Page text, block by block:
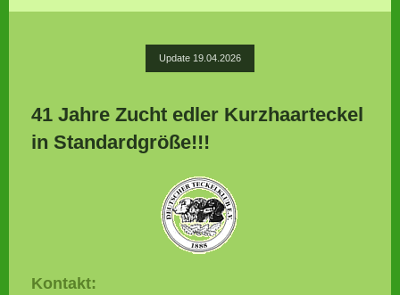
Update 19.04.2026
41 Jahre Zucht edler Kurzhaarteckel
in Standardgröße!!!
Kontakt: